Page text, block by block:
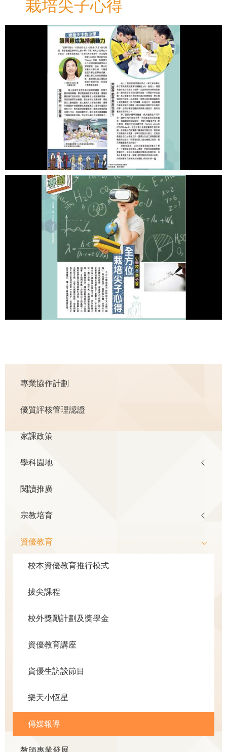
栽培尖子心得
navigation
專業協作計劃
優質評核管理認證
家課政策
學科園地
閱讀推廣
宗教培育
資優教育
校本資優教育推行模式
拔尖課程
校外獎勵計劃及獎學金
資優教育講座
資優生訪談節目
樂天小恆星
傳媒報導